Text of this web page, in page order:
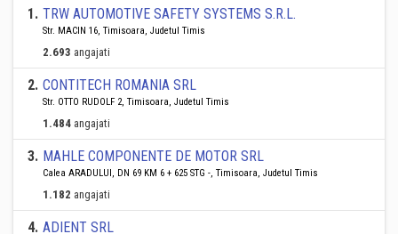
1. TRW AUTOMOTIVE SAFETY SYSTEMS S.R.L.
Str. MACIN 16, Timisoara, Judetul Timis
2.693 angajati
2. CONTITECH ROMANIA SRL
Str. OTTO RUDOLF 2, Timisoara, Judetul Timis
1.484 angajati
3. MAHLE COMPONENTE DE MOTOR SRL
Calea ARADULUI, DN 69 KM 6 + 625 STG -, Timisoara, Judetul Timis
1.182 angajati
4. ADIENT SRL